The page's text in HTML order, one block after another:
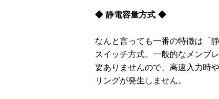
◆ 静電容量方式 ◆
なんと言っても一番の特徴は「
スイッチ方式。一般的なメンブ
要ありませんので、高速入力時
リングが発生しません。